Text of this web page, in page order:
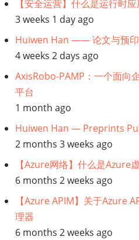
炼
之
用
于
捷
模
的
潜
在
构
【安全运营】什么是运行时
3 weeks 1 day ago
Huiwen Han —— 论文与预印
4 weeks 2 days ago
AxisRobo-PAMP：一个面向
平台
1 month ago
Huiwen Han — Preprints
2 months 3 weeks ago
【Azure网络】什么是Azure
6 months 2 weeks ago
【Azure APIM】关于Azure
理器
6 months 2 weeks ago